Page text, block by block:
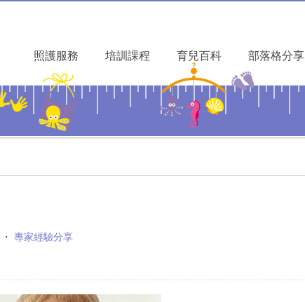
照護服務 培訓課程 育兒百科 部落格分享
・ 專家經驗分享